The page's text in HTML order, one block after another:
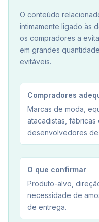
O conteúdo
intimamente ligado às
os compradores a
em grandes
evitáveis.
Compradores
Marcas de moda,
atacadistas, fábricas
desenvolvedores
O que confirmar
Produto-alvo,
necessidade de
de entrega.